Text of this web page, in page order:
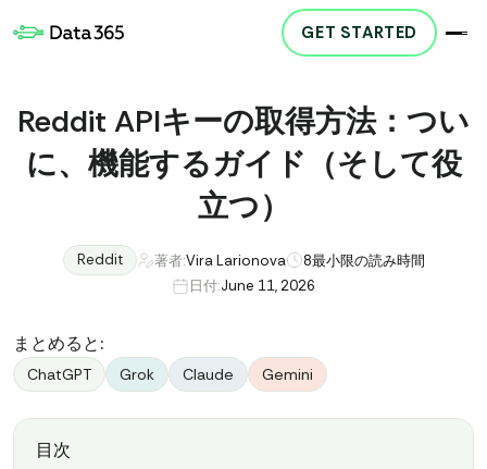
GET STARTED
Reddit APIキーの取得方法：つい
に、機能するガイド（そして役
立つ）
Reddit 著者:Vira Larionova 8最小限の読み時間
日付:June 11, 2026
まとめると:
ChatGPT Grok Claude Gemini
目次